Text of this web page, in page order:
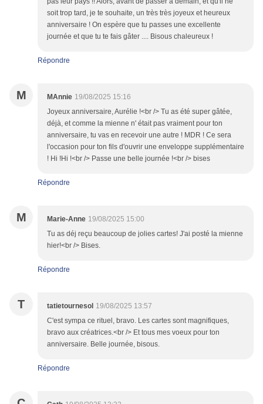
soit trop tard, je te souhaite, un très très joyeux et heureux
anniversaire ! On espère que tu passes une excellente
journée et que tu te fais gâter .... Bisous chaleureux !
Répondre
M MAnnie 19/08/2025 15:16
Joyeux anniversaire, Aurélie !<br /> Tu as été super gâtée,
déjà, et comme la mienne n' était pas vraiment pour ton
anniversaire, tu vas en recevoir une autre ! MDR ! Ce sera
l'occasion pour ton fils d'ouvrir une enveloppe supplémentaire
! Hi !Hi !<br /> Passe une belle journée !<br /> bises
Répondre
M Marie-Anne 19/08/2025 15:00
Tu as déj reçu beaucoup de jolies cartes! J'ai posté la mienne
hier!<br /> Bises.
Répondre
T tatietournesol 19/08/2025 13:57
C'est sympa ce rituel, bravo. Les cartes sont magnifiques,
bravo aux créatrices.<br /> Et tous mes voeux pour ton
anniversaire. Belle journée, bisous.
Répondre